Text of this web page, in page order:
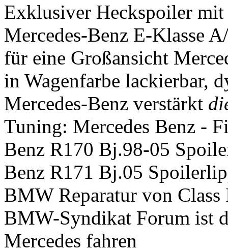
Exklusiver Heckspoiler
Mercedes-Benz E-Klasse
für eine Großansicht
in Wagenfarbe lackierbar,
Mercedes-Benz verstärkt
Tuning: Mercedes Benz -
Benz R170 Bj.98-05
Benz R171 Bj.05
BMW Reparatur von
BMW-Syndikat Forum ist
Mercedes fahren